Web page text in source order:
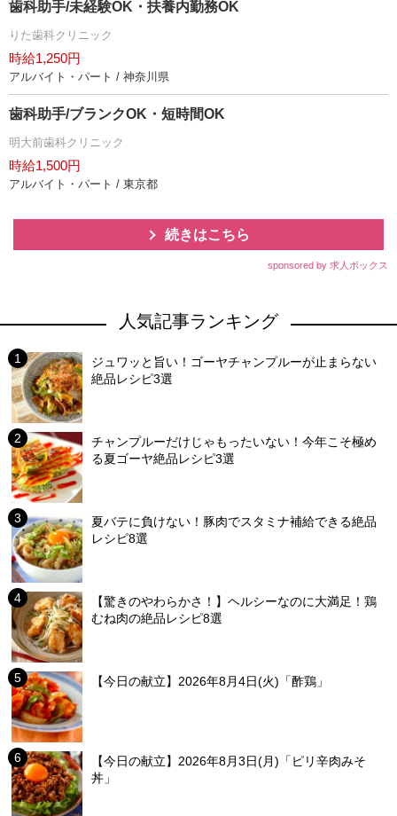
歯科助手/未経験OK・扶養内勤務OK
りた歯科クリニック
時給1,250円
アルバイト・パート / 神奈川県
歯科助手/ブランクOK・短時間OK
明大前歯科クリニック
時給1,500円
アルバイト・パート / 東京都
続きはこちら
sponsored by 求人ボックス
人気記事ランキング
ジュワッと旨い！ゴーヤチャンプルーが止まらない
絶品レシピ3選
チャンプルーだけじゃもったいない！今年こそ極め
る夏ゴーヤ絶品レシピ3選
夏バテに負けない！豚肉でスタミナ補給できる絶品
レシピ8選
【驚きのやわらかさ！】ヘルシーなのに大満足！鶏
むね肉の絶品レシピ8選
【今日の献立】2026年8月4日(火)「酢鶏」
【今日の献立】2026年8月3日(月)「ピリ辛肉みそ
丼」